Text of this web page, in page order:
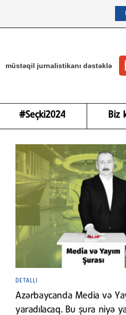
müstəqil jurnalistikanı dəstəklə
#Seçki2024 Biz
DETALLI
Azərbaycanda Media və
yaradılacaq. Bu şura niyə